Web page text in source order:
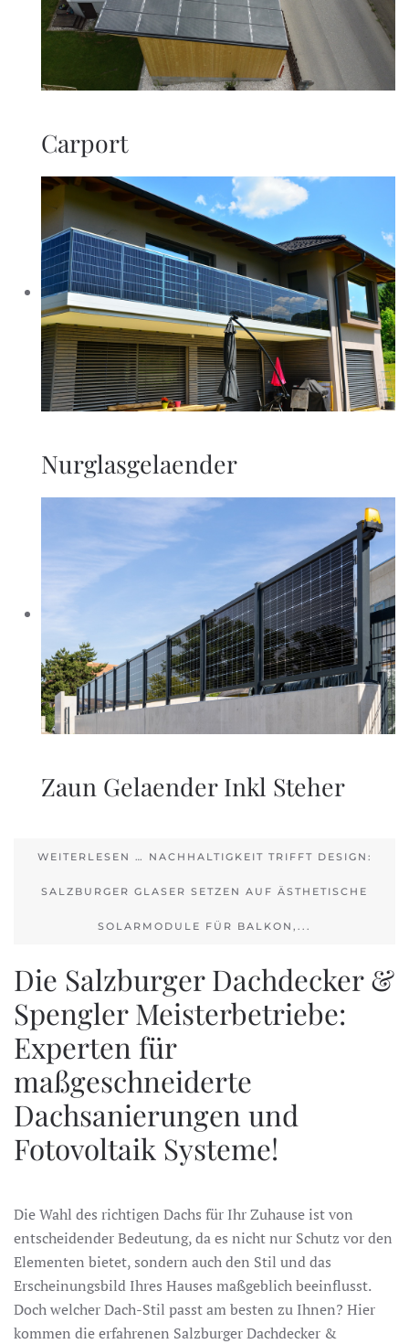
Carport
Nurglasgelaender
Zaun Gelaender Inkl Steher
WEITERLESEN … NACHHALTIGKEIT TRIFFT DESIGN:
SALZBURGER GLASER SETZEN AUF ÄSTHETISCHE
SOLARMODULE FÜR BALKON,...
Die Salzburger Dachdecker &
Spengler Meisterbetriebe:
Experten für
maßgeschneiderte
Dachsanierungen und
Fotovoltaik Systeme!
Die Wahl des richtigen Dachs für Ihr Zuhause ist von
entscheidender Bedeutung, da es nicht nur Schutz vor den
Elementen bietet, sondern auch den Stil und das
Erscheinungsbild Ihres Hauses maßgeblich beeinflusst.
Doch welcher Dach-Stil passt am besten zu Ihnen? Hier
kommen die erfahrenen Salzburger Dachdecker &